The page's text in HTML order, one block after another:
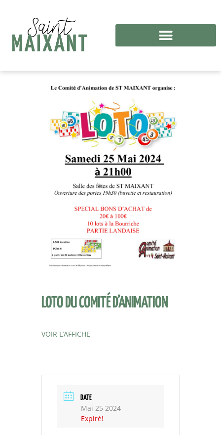
LOTO DU COMITÉ D’ANIMATION
VOIR L’AFFICHE
DATE
Mai 25 2024
Expiré!